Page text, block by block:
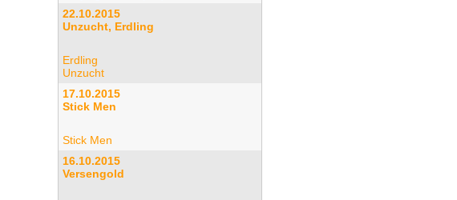
22.10.2015
Unzucht, Erdling
Erdling
Unzucht
17.10.2015
Stick Men
Stick Men
16.10.2015
Versengold